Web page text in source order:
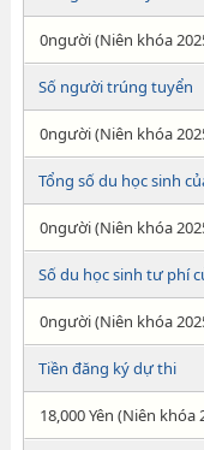
0người (Niên khóa
Số người trúng tuyển
0người (Niên khóa
Tổng số du học sinh
0người (Niên khóa
Số du học sinh tư phí
0người (Niên khóa
Tiền đăng ký dự thi
18,000 Yên (Niên khóa